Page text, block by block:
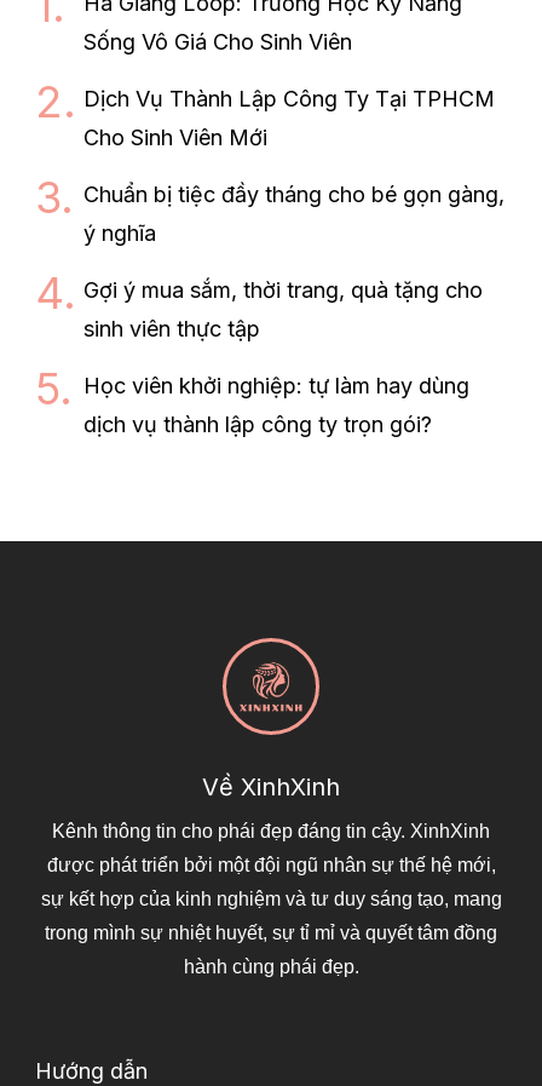
Sống Vô Giá Cho Sinh Viên
Dịch Vụ Thành Lập Công Ty Tại TPHCM
Cho Sinh Viên Mới
Chuẩn bị tiệc đầy tháng cho bé gọn gàng,
ý nghĩa
Gợi ý mua sắm, thời trang, quà tặng cho
sinh viên thực tập
Học viên khởi nghiệp: tự làm hay dùng
dịch vụ thành lập công ty trọn gói?
Về XinhXinh
Kênh thông tin cho phái đẹp đáng tin cậy. XinhXinh
được phát triển bởi một đội ngũ nhân sự thế hệ mới,
sự kết hợp của kinh nghiệm và tư duy sáng tạo, mang
trong mình sự nhiệt huyết, sự tỉ mỉ và quyết tâm đồng
hành cùng phái đẹp.
Hướng dẫn